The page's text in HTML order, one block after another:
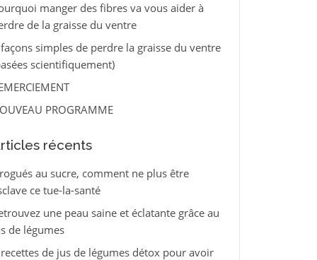
manger des fibres va vous aider à
de la graisse du ventre
simples de perdre la graisse du ventre
scientifiquement)
PROGRAMME
récents
au sucre, comment ne plus être
ce tue-la-santé
une peau saine et éclatante grâce au
de légumes
de jus de légumes détox pour avoir